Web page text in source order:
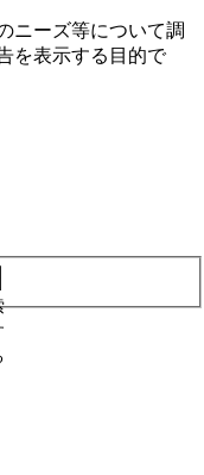
ニーズ等について調
を表⽰する⽬的で